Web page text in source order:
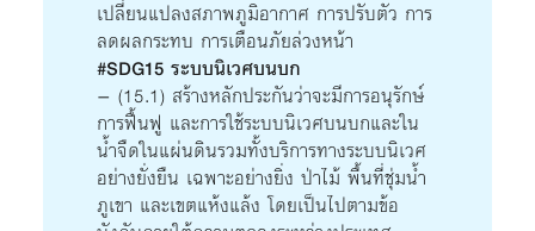
เปลี่ยนแปลงสภาพภูมิอากาศ การปรับตัว การ
ลดผลกระทบ การเตือนภัยล่วงหน้า
#SDG15 ระบบนิเวศบนบก
– (15.1) สร้างหลักประกันว่าจะมีการอนุรักษ์
การฟื้นฟู และการใช้ระบบนิเวศบนบกและใน
น้ำจืดในแผ่นดินรวมทั้งบริการทางระบบนิเวศ
อย่างยั่งยืน เฉพาะอย่างยิ่ง ป่าไม้ พื้นที่ชุ่มน้ำ
ภูเขา และเขตแห้งแล้ง โดยเป็นไปตามข้อ